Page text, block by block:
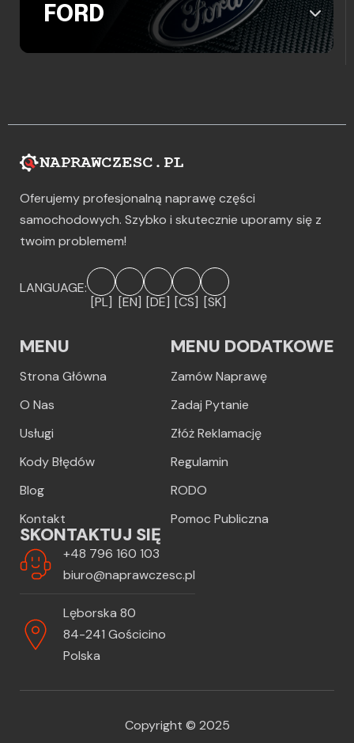
FORD
Oferujemy profesjonalną naprawę części
samochodowych. Szybko i skutecznie uporamy się z
twoim problemem!
LANGUAGE:
[PL] [EN] [DE] [CS] [SK]
MENU
Strona Główna
O Nas
Usługi
Kody Błędów
Blog
Kontakt
MENU DODATKOWE
Zamów Naprawę
Zadaj Pytanie
Złóż Reklamację
Regulamin
RODO
Pomoc Publiczna
SKONTAKTUJ SIĘ
+48 796 160 103
biuro@naprawczesc.pl
Lęborska 80
84-241 Gościcino
Polska
Copyright © 2025